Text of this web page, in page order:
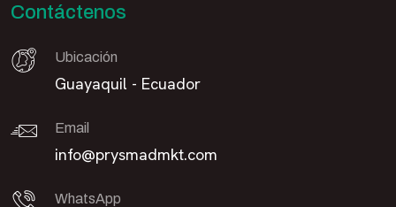
Contáctenos
Ubicación
Guayaquil - Ecuador
Email
info@prysmadmkt.com
WhatsApp